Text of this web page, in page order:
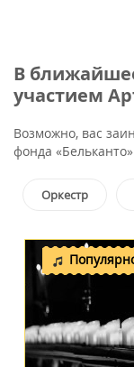
В
участием
Возможно, вас
фонда «Бельканто»
Оркестр